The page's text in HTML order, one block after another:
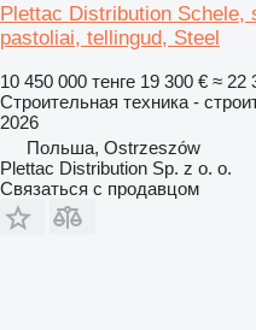
Plettac Distribution Schele,
pastoliai, tellingud, Steel
10 450 000 тенге 19 300 € ≈ 22
Строительная техника -
2026
Польша, Ostrzeszów
Plettac Distribution Sp. z o. o.
Связаться с продавцом